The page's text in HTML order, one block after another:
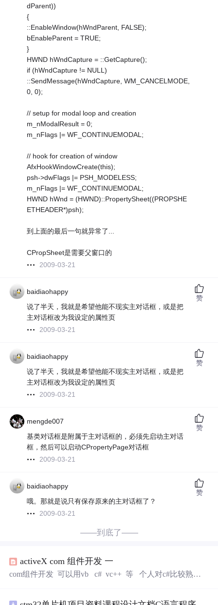
dParent))
{
::EnableWindow(hWndParent, FALSE);
bEnableParent = TRUE;
}
HWND hWndCapture = ::GetCapture();
if (hWndCapture != NULL)
::SendMessage(hWndCapture, WM_CANCELMODE,
0, 0);
// setup for modal loop and creation
m_nModalResult = 0;
m_nFlags |= WF_CONTINUEMODAL;
// hook for creation of window
AfxHookWindowCreate(this);
psh->dwFlags |= PSH_MODELESS;
m_nFlags |= WF_CONTINUEMODAL;
HWND hWnd = (HWND)::PropertySheet((PROPSHE
ETHEADER*)psh);
到上面的最后一句就异常了...
CPropSheet是需要父窗口的
2009-03-21
baidiaohappy
说了半天，我就是希望他能不现实主对话框，或是把
主对话框改为我设定的属性页
2009-03-21
赞
baidiaohappy
说了半天，我就是希望他能不现实主对话框，或是把
主对话框改为我设定的属性页
2009-03-21
赞
mengde007
基类对话框是附属于主对话框的，必须先启动主对话
框，然后可以启动CPropertyPage对话框
2009-03-21
赞
baidiaohappy
哦。那就是说只有保存原来的主对话框了？
2009-03-21
赞
——到底了——
activeX com 组件开发 一
com组件开发 可以用vb c# vc++ 等 个人对c#比较熟练